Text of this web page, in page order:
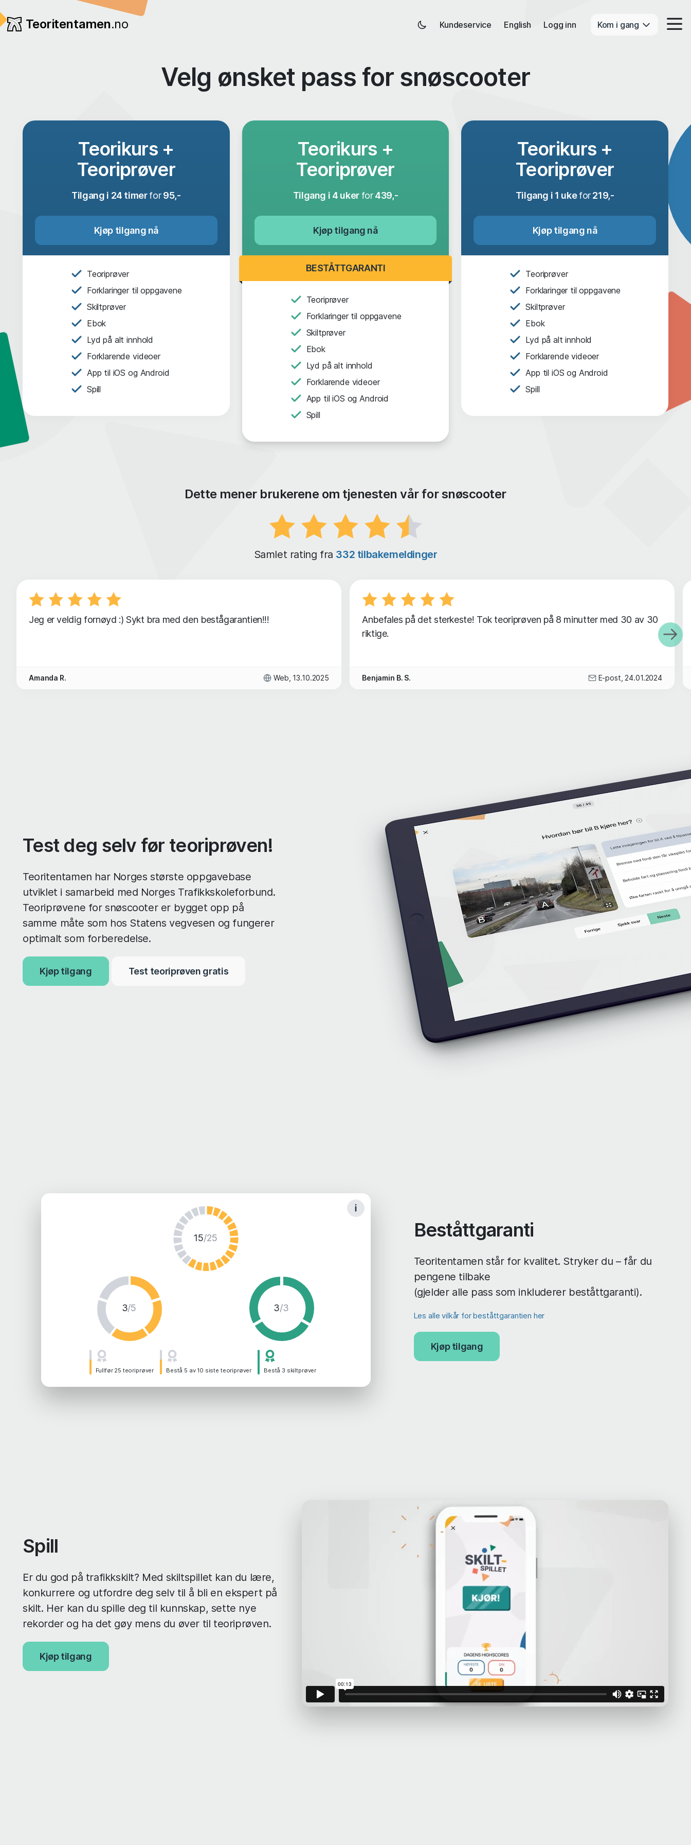
Teoritentamen.no Kundeservice English Logg inn Kom i gang
Velg ønsket pass for snøscooter
Teorikurs +
Teoriprøver
Tilgang i 24 timerfor95,-
Kjøp tilgang nå
Teoriprøver
Forklaringer til oppgavene
Skiltprøver
Ebok
Lyd på alt innhold
Forklarende videoer
App til iOS og Android
Spill
Teorikurs +
Teoriprøver
Tilgang i 4 uker for439,-
Kjøp tilgang nå
BESTÅTTGARANTI
Teoriprøver
Forklaringer til oppgavene
Skiltprøver
Ebok
Lyd på alt innhold
Forklarende videoer
App til iOS og Android
Spill
Teorikurs +
Teoriprøver
Tilgang i 1 ukefor219,-
Kjøp tilgang nå
Teoriprøver
Forklaringer til oppgavene
Skiltprøver
Ebok
Lyd på alt innhold
Forklarende videoer
App til iOS og Android
Spill
Dette mener brukerene om tjenesten vår for snøscooter
Samlet rating fra 332 tilbakemeldinger
Jeg er veldig fornøyd :) Sykt bra med den bestågarantien!!!
Amanda R. Web, 13.10.2025
Anbefales på det sterkeste! Tok teoriprøven på 8 minutter med 30 av 30
riktige.
Benjamin B. S. E-post, 24.01.2024
Test deg selv før teoriprøven!
Teoritentamen har Norges største oppgavebase
utviklet i samarbeid med Norges Trafikkskoleforbund.
Teoriprøvene for snøscooter er bygget opp på
samme måte som hos Statens vegvesen og fungerer
optimalt som forberedelse.
Kjøp tilgang Test teoriprøven gratis
15/25
3/5 3/3
Fullfør 25 teoriprøver Bestå 5 av 10 siste teoriprøver Bestå 3 skiltprøver
Beståttgaranti
Teoritentamen står for kvalitet. Stryker du – får du
pengene tilbake
(gjelder alle pass som inkluderer beståttgaranti).
Les alle vilkår for beståttgarantien her
Kjøp tilgang
Spill
Er du god på trafikkskilt? Med skiltspillet kan du lære,
konkurrere og utfordre deg selv til å bli en ekspert på
skilt. Her kan du spille deg til kunnskap, sette nye
rekorder og ha det gøy mens du øver til teoriprøven.
Kjøp tilgang